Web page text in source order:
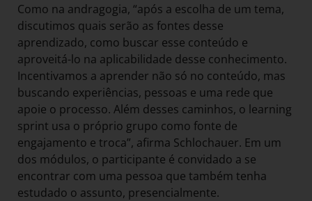
Como na andragogia, “após a escolha de um tema,
discutimos quais serão as fontes desse
aprendizado, como buscar esse conteúdo e
aproveitá-lo na aplicabilidade desse conhecimento.
Incentivamos a aprender não só no conteúdo, mas
buscando experiências, pessoas e uma rede que
apoie o processo. Além desses caminhos, o learning
sprint usa o próprio grupo como fonte de
engajamento e troca”, afirma Schlochauer. Em um
dos módulos, o participante é convidado a se
encontrar com uma pessoa que também tenha
estudado o assunto, presencialmente.